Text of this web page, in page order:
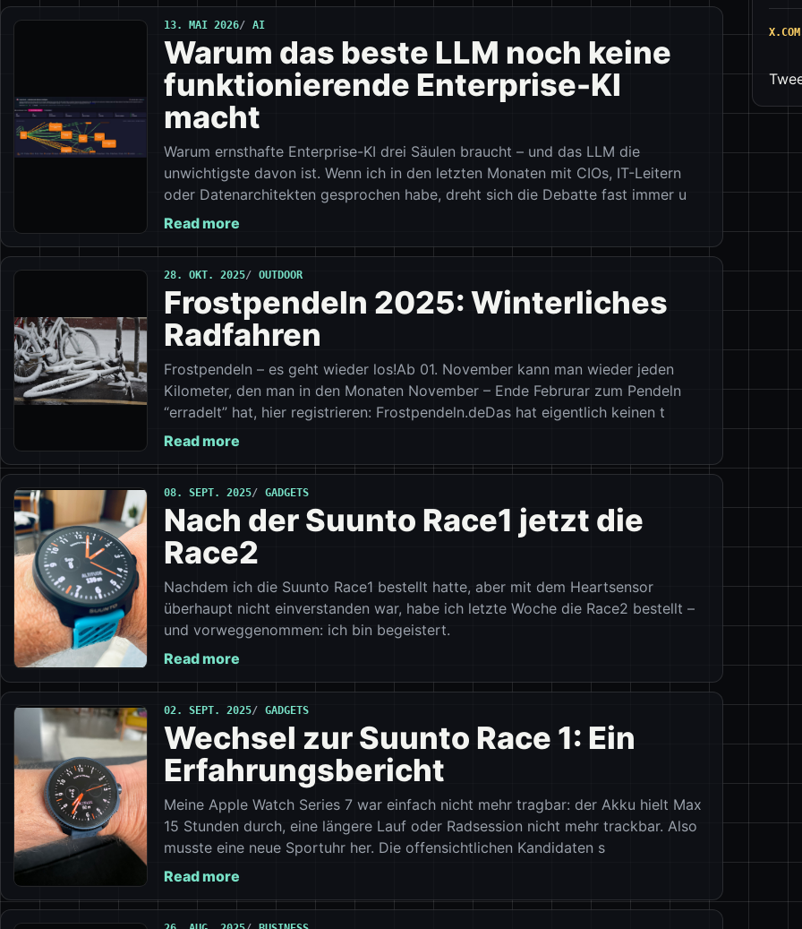
13. MAI 2026 AI
Warum das beste LLM noch keine
funktionierende Enterprise-KI
macht
Warum ernsthafte Enterprise-KI drei Säulen braucht – und das LLM die
unwichtigste davon ist. Wenn ich in den letzten Monaten mit CIOs, IT-Leitern
oder Datenarchitekten gesprochen habe, dreht sich die Debatte fast immer u
Read more
28. OKT. 2025 OUTDOOR
Frostpendeln 2025: Winterliches
Radfahren
Frostpendeln – es geht wieder los!Ab 01. November kann man wieder jeden
Kilometer, den man in den Monaten November – Ende Februrar zum Pendeln
“erradelt” hat, hier registrieren: Frostpendeln.deDas hat eigentlich keinen t
Read more
08. SEPT. 2025 GADGETS
Nach der Suunto Race1 jetzt die
Race2
Nachdem ich die Suunto Race1 bestellt hatte, aber mit dem Heartsensor
überhaupt nicht einverstanden war, habe ich letzte Woche die Race2 bestellt –
und vorweggenommen: ich bin begeistert.
Read more
02. SEPT. 2025 GADGETS
Wechsel zur Suunto Race 1: Ein
Erfahrungsbericht
Meine Apple Watch Series 7 war einfach nicht mehr tragbar: der Akku hielt Max
15 Stunden durch, eine längere Lauf oder Radsession nicht mehr trackbar. Also
musste eine neue Sportuhr her. Die offensichtlichen Kandidaten s
Read more
X.COM